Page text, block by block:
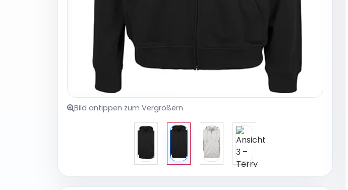
Bild antippen zum Vergrößern